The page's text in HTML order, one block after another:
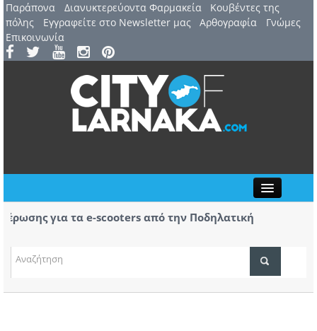
Παράπονα Διανυκτερεύοντα Φαρμακεία
Kουβέντες της
πόλης
Εγγραφείτε στο Newsletter μας Αρθογραφία
Γνώμες
Επικοινωνία
ΤΟΠΙΚΑ ΝΕΑ
για τα e-scooters από την Ποδηλατική